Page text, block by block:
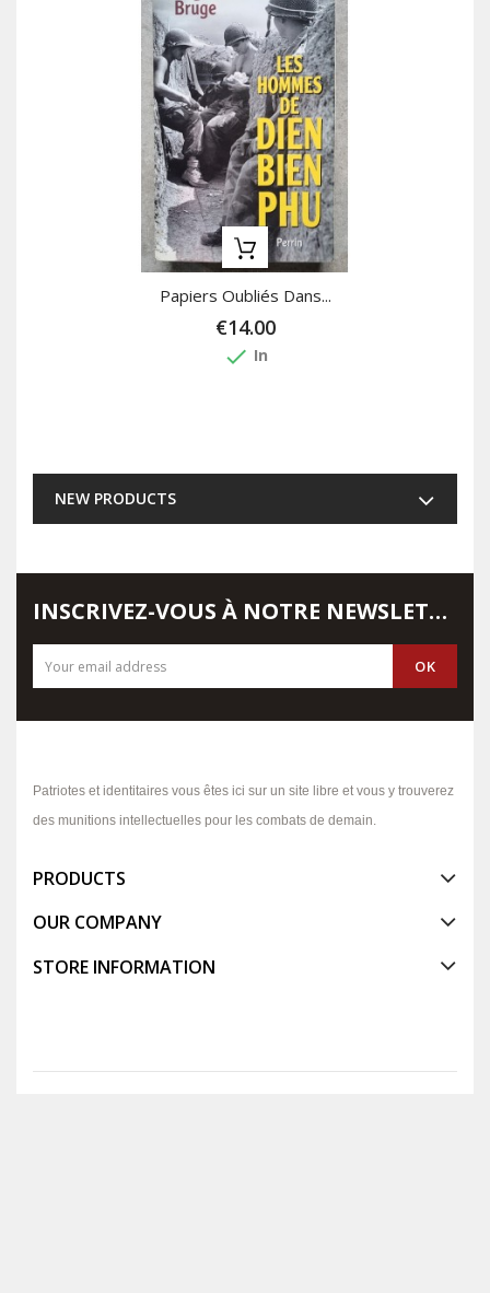
Papiers Oubliés Dans...
€14.00
done In
NEW PRODUCTS
INSCRIVEZ-VOUS À NOTRE NEWSLETTER
Patriotes et identitaires vous êtes ici sur un site libre et vous y trouverez
des munitions intellectuelles pour les combats de demain.
PRODUCTS
OUR COMPANY
STORE INFORMATION